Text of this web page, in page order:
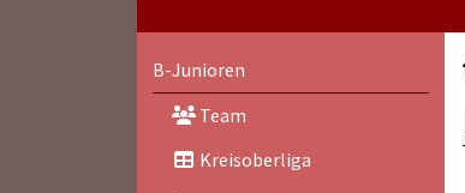
B-Junioren
Team
Kreisoberliga